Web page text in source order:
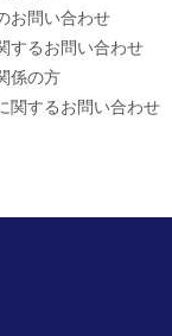
お問い合わせ
するお問い合わせ
係の方
関するお問い合わせ